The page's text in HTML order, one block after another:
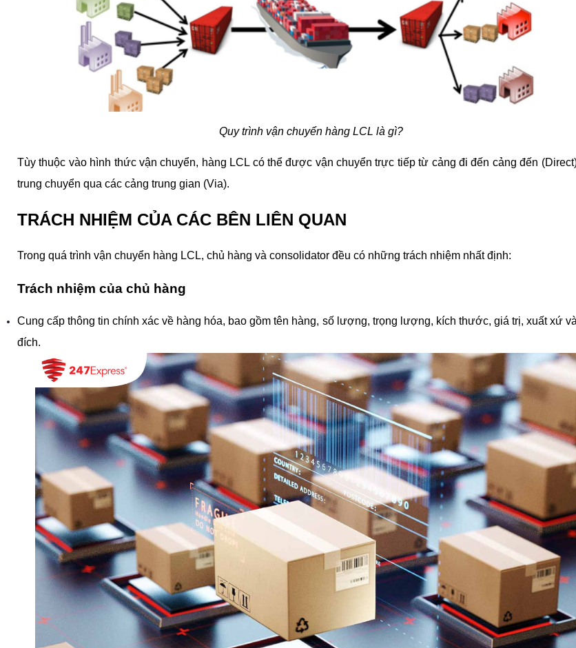
Quy trình vận chuyển hàng LCL là gì?
Tùy thuộc vào hình thức vận chuyển, hàng LCL có thể được vận chuyển trực tiếp từ cảng đi đến cảng đến
trung chuyển qua các cảng trung gian (Via).
TRÁCH NHIỆM CỦA CÁC BÊN LIÊN QUAN
Trong quá trình vận chuyển hàng LCL, chủ hàng và consolidator đều có những trách nhiệm nhất định:
Trách nhiệm của chủ hàng
Cung cấp thông tin chính xác về hàng hóa, bao gồm tên hàng, số lượng, trọng lượng, kích thước, giá trị, xuất xứ
đích.